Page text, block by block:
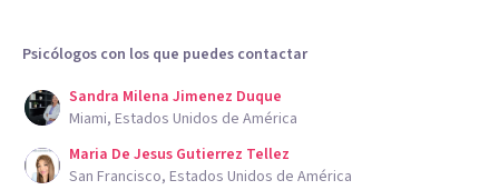
Psicólogos con los que puedes contactar
Sandra Milena Jimenez Duque
Miami, Estados Unidos de América
Maria De Jesus Gutierrez Tellez
San Francisco, Estados Unidos de América